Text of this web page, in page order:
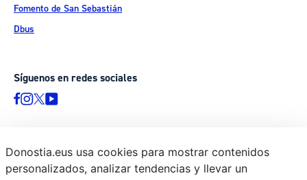
Fomento de San Sebastián
Dbus
Síguenos en redes sociales
© Donostiako Udala - Ayuntamiento de Donostia / San Sebastián
Ijentea 1, 20003 Donostia / San Sebastián
Donostia.eus usa cookies para mostrar contenidos
personalizados, analizar tendencias y llevar un